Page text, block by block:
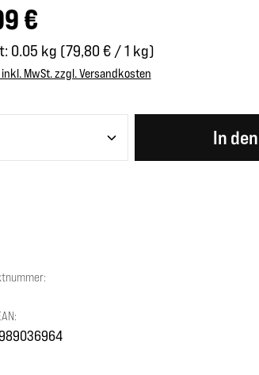
Preis:
€
0.05 kg (79,80 € / 1 kg)
inkl. MwSt. zzgl. Versandkosten
Anzahl: Gib den In